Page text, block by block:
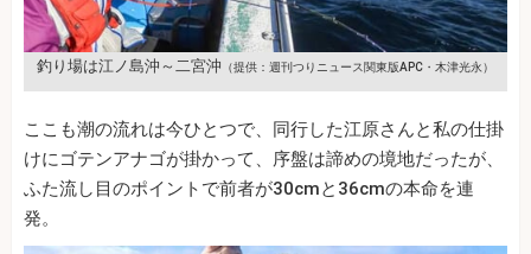
釣り場は江ノ島沖～二宮沖 （提供：週刊つりニュース関東版APC・木津光永）
ここも潮の流れは今ひとつで、同行した江原さんと私の仕掛
けにゴテンアナゴが掛かって、序盤は諦めの境地だったが、
ふた流し目のポイントで前者が30cmと36cmの本命を連
発。